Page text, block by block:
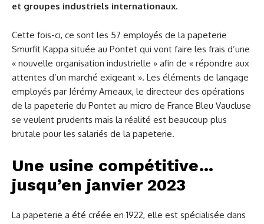
et groupes industriels internationaux.
Cette fois-ci, ce sont les 57 employés de la papeterie
Smurfit Kappa située au Pontet qui vont faire les frais d’une
« nouvelle organisation industrielle » afin de « répondre aux
attentes d’un marché exigeant ». Les éléments de langage
employés par Jérémy Ameaux, le directeur des opérations
de la papeterie du Pontet au micro de France Bleu Vaucluse
se veulent prudents mais la réalité est beaucoup plus
brutale pour les salariés de la papeterie.
Une usine compétitive…
jusqu’en janvier 2023
La papeterie a été créée en 1922, elle est spécialisée dans